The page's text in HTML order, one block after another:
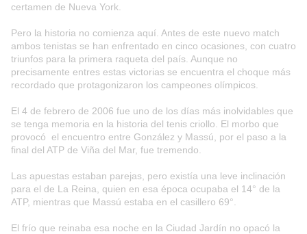
certamen de Nueva York.
Pero la historia no comienza aquí. Antes de este nuevo match
ambos tenistas se han enfrentado en cinco ocasiones, con cuatro
triunfos para la primera raqueta del país. Aunque no
precisamente entres estas victorias se encuentra el choque más
recordado que protagonizaron los campeones olímpicos.
El 4 de febrero de 2006 fue uno de los días más inolvidables que
se tenga memoria en la historia del tenis criollo. El morbo que
provocó el encuentro entre González y Massú, por el paso a la
final del ATP de Viña del Mar, fue tremendo.
Las apuestas estaban parejas, pero existía una leve inclinación
para el de La Reina, quien en esa época ocupaba el 14° de la
ATP, mientras que Massú estaba en el casillero 69°.
El frío que reinaba esa noche en la Ciudad Jardín no opacó la